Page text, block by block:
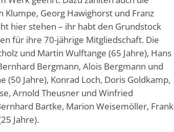
Georg Hawighorst und Franz
hier stehen – ihr habt den Grundstock
für ihre 70-jährige Mitgliedschaft. Die
und Martin Wulftange (65 Jahre), Hans
Bergmann, Alois Bergmann und
(50 Jahre), Konrad Loch, Doris Goldkamp,
Arnold Theusner und Winfried
Bartke, Marion Weisemöller, Frank
Jahre).